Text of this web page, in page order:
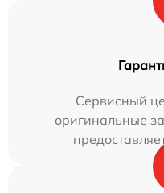
Сервисный
оригинальные